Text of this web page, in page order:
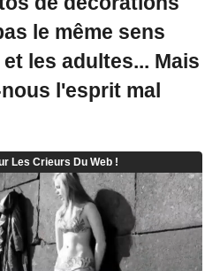
le même sens
les adultes... Mais
l'esprit mal